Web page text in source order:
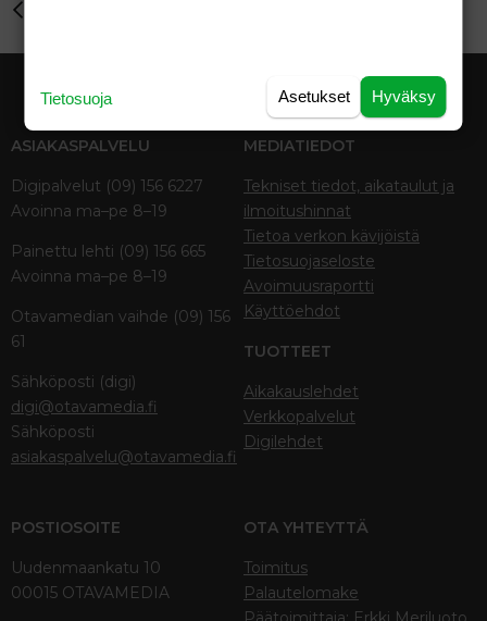
ASIAKASPALVELU
Digipalvelut (09) 156 6227
Avoinna ma–pe 8–19
Painettu lehti (09) 156 665
Avoinna ma–pe 8–19
Otavamedian vaihde (09) 156
61
Sähköposti (digi)
digi@otavamedia.fi
Sähköposti
asiakaspalvelu@otavamedia.fi
MEDIATIEDOT
Tekniset tiedot, aikataulut ja
ilmoitushinnat
Tietoa verkon kävijöistä
Tietosuojaseloste
Avoimuusraportti
Käyttöehdot
TUOTTEET
Aikakauslehdet
Verkkopalvelut
Digilehdet
POSTIOSOITE
Uudenmaankatu 10
00015 OTAVAMEDIA
OTA YHTEYTTÄ
Toimitus
Palautelomake
Hyväksy
Asetukset
Tietosuoja